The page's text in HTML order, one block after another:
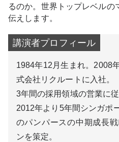
るのか。世界トップレベルの
伝えします。
1984年12月生まれ。2008
式会社リクルートに入社。
3年間の採用領域の営業に
2012年より5年間シンガポ
のパンパースの中期成長
ンを策定。